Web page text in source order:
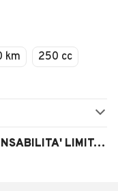
km
250 cc
NEXTAUTO 88 SOCIETA' A RESPONSABILITA' LIMITATA SEMPLIFICATA